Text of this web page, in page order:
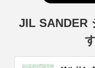
JIL SANDER